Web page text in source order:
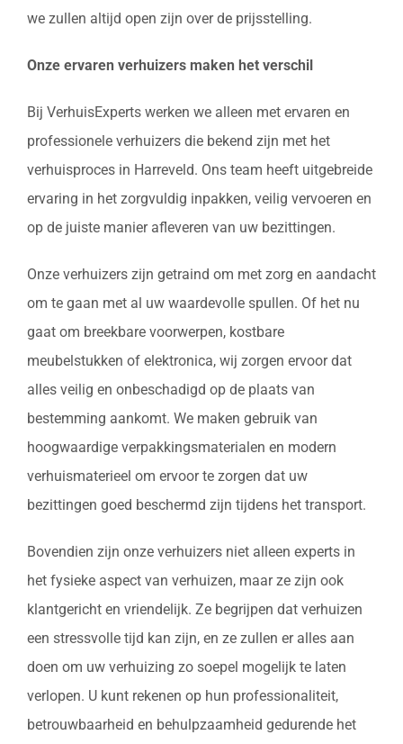
we zullen altijd open zijn over de prijsstelling.
Onze ervaren verhuizers maken het verschil
Bij VerhuisExperts werken we alleen met ervaren en
professionele verhuizers die bekend zijn met het
verhuisproces in Harreveld. Ons team heeft uitgebreide
ervaring in het zorgvuldig inpakken, veilig vervoeren en
op de juiste manier afleveren van uw bezittingen.
Onze verhuizers zijn getraind om met zorg en aandacht
om te gaan met al uw waardevolle spullen. Of het nu
gaat om breekbare voorwerpen, kostbare
meubelstukken of elektronica, wij zorgen ervoor dat
alles veilig en onbeschadigd op de plaats van
bestemming aankomt. We maken gebruik van
hoogwaardige verpakkingsmaterialen en modern
verhuismaterieel om ervoor te zorgen dat uw
bezittingen goed beschermd zijn tijdens het transport.
Bovendien zijn onze verhuizers niet alleen experts in
het fysieke aspect van verhuizen, maar ze zijn ook
klantgericht en vriendelijk. Ze begrijpen dat verhuizen
een stressvolle tijd kan zijn, en ze zullen er alles aan
doen om uw verhuizing zo soepel mogelijk te laten
verlopen. U kunt rekenen op hun professionaliteit,
betrouwbaarheid en behulpzaamheid gedurende het